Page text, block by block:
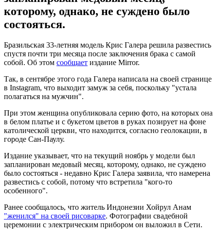
которому, однако, не суждено было
состояться.
Бразильская 33-летняя модель Крис Галера решила развестись
спустя почти три месяца после заключения брака с самой
собой. Об этом сообщает издание Mirror.
Так, в сентябре этого года Галера написала на своей странице
в Instagram, что выходит замуж за себя, поскольку "устала
полагаться на мужчин".
При этом женщина опубликовала серию фото, на которых она
в белом платье и с букетом цветов в руках позирует на фоне
католической церкви, что находится, согласно геолокации, в
городе Сан-Паулу.
Издание указывает, что на текущий ноябрь у модели был
запланирован медовый месяц, которому, однако, не суждено
было состояться - недавно Крис Галера заявила, что намерена
развестись с собой, потому что встретила "кого-то
особенного".
Ранее сообщалось, что житель Индонезии Хойрул Анам
"женился" на своей рисоварке. Фотографии свадебной
церемонии с электрическим прибором он выложил в Сети.